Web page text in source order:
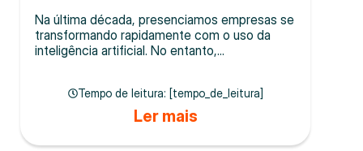
Na última década, presenciamos empresas se
transformando rapidamente com o uso da
inteligência artificial. No entanto,...
Tempo de leitura: [tempo_de_leitura]
Ler mais